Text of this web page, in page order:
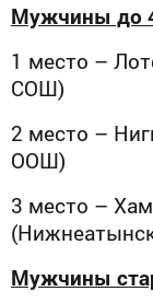
Мужчины до
1 место –
СОШ)
2 место –
ООШ)
3 место –
Мужчины